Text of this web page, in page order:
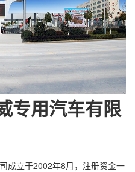
专用汽车有限
成立于2002年8月，注册资金一